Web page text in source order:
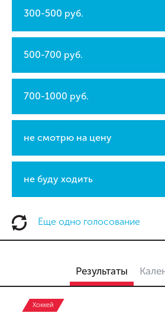
300-500 руб.
500-700 руб.
700-1000 руб.
не смотрю на цену
не буду ходить
Еще одно голосование
Результаты
Хоккей